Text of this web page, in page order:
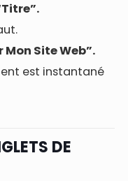
Mon Site Web”.
est instantané
DE